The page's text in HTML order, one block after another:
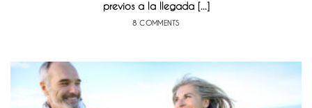
previos a la llegada [...]
8 COMMENTS